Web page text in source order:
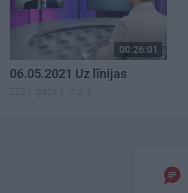
00:26:01
06.05.2021 Uz līnijas
2021. gada 6. maijs